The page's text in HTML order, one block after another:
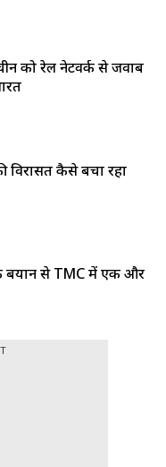
को रेल नेटवर्क से जवाब
विरासत कैसे बचा रहा
बयान से TMC में एक और